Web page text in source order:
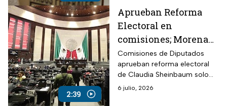
secundarias.
2:39
Aprueban Reforma
Electoral en
comisiones; Morena
va sin PT y PVEM
Comisiones de Diputados
aprueban reforma electoral
de Claudia Sheinbaum solo
con votos de Morena; PT,
6 julio, 2026